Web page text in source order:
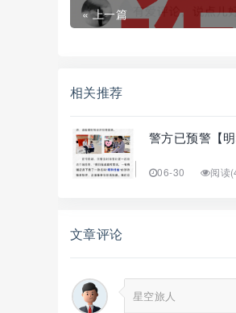
« 上一篇
相关推荐
警方已预警【
06-30 阅读
文章评论
星空旅人